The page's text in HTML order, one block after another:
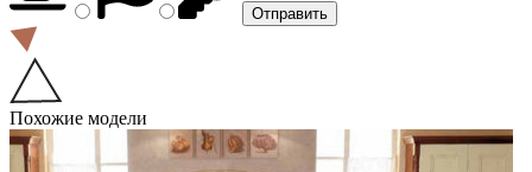
Похожие модели